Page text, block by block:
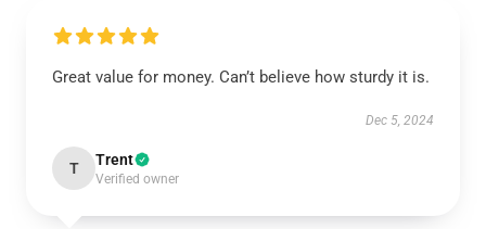
Great value for money. Can’t believe how sturdy it is.
Dec 5, 2024
T Trent
Verified owner